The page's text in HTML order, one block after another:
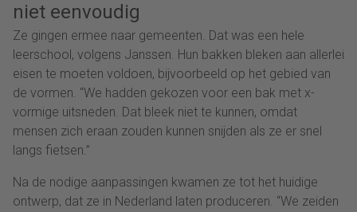
niet eenvoudig
Ze gingen ermee naar gemeenten. Dat was een hele
leerschool, volgens Janssen. Hun bakken bleken aan allerlei
eisen te moeten voldoen, bijvoorbeeld op het gebied van
de vormen. “We hadden gekozen voor een bak met x-
vormige uitsneden. Dat bleek niet te kunnen, omdat
mensen zich eraan zouden kunnen snijden als ze er snel
langs fietsen.”
Na de nodige aanpassingen kwamen ze tot het huidige
ontwerp, dat ze in Nederland laten produceren. “We zeiden